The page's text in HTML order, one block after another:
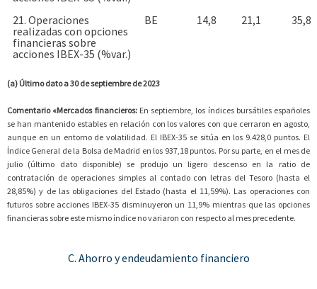
21. Operaciones
realizadas con opciones
financieras sobre
acciones IBEX-35 (%var.)
BE 14,8 21,1 35,8
(a) Último dato a 30 de septiembre de 2023
Comentario «Mercados financieros: En septiembre, los índices bursátiles españoles
se han mantenido estables en relación con los valores con que cerraron en agosto,
aunque en un entorno de volatilidad. El IBEX-35 se sitúa en los 9.428,0 puntos. El
Índice General de la Bolsa de Madrid en los 937,18 puntos. Por su parte, en el mes de
julio (último dato disponible) se produjo un ligero descenso en la ratio de
contratación de operaciones simples al contado con letras del Tesoro (hasta el
28,85%) y de las obligaciones del Estado (hasta el 11,59%). Las operaciones con
futuros sobre acciones IBEX-35 disminuyeron un 11,9% mientras que las opciones
financieras sobre este mismo índice no variaron con respecto al mes precedente.
C. Ahorro y endeudamiento financiero